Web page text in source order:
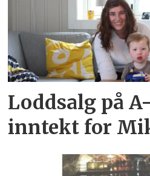
Loddsalg på
inntekt for